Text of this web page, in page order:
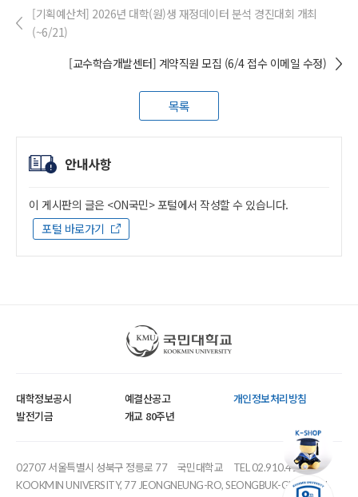
[기획예산처] 2026년 대학(원)생 재정데이터 분석 경진대회 개최
(~6/21)
[교수학습개발센터] 계약직원 모집 (6/4 접수 이메일 수정)
목록
안내사항
이 게시판의 글은 <ON국민> 포털에서 작성할 수 있습니다.
포털 바로가기
국민대학교
대학정보공시 예결산공고
개인정보처리방침
발전기금
개교 80주년
02707 서울특별시 성북구 정릉로 77 국민대학교
TEL 02.910.4114
KOOKMIN UNIVERSITY, 77 JEONGNEUNG-RO, SEONGBUK-GU, SEOUL,